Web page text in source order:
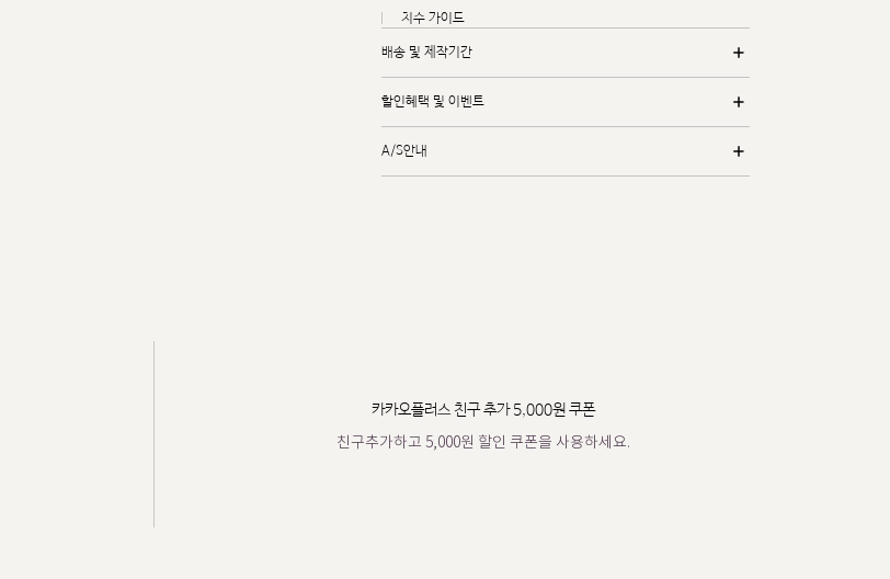
치수 가이드
배송 및 제작기간
할인혜택 및 이벤트
A/S안내
카카오플러스 친구 추가 5,000원 쿠폰
친구추가하고 5,000원 할인 쿠폰을 사용하세요.